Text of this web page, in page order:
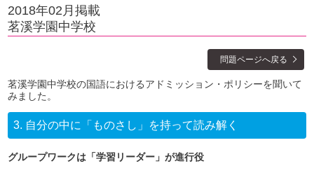
2018年02月掲載
茗溪学園中学校
問題ページへ戻る
茗溪学園中学校の国語におけるアドミッション・ポリシーを聞いて
みました。
3. 自分の中に「ものさし」を持って読み解く
グループワークは「学習リーダー」が進行役